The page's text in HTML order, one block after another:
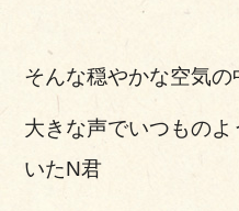
そんな穏やかな空気の
大きな声でいつもの
いたN君